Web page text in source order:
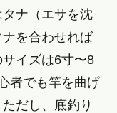
ナ（エサを沈
を合わせれば
イズは6寸〜8
者でも竿を曲げ
だし、底釣り